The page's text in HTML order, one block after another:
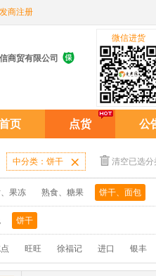
商注册
商贸有限公司 
微信进货
页 点货 公
中分类：饼干  清空已选分
果冻 熟食、糖果 饼干、面包
饼干
旺旺 徐福记 进口 银丰